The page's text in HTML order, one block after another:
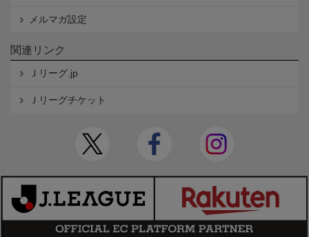
メルマガ設定
関連リンク
Ｊリーグ.jp
Ｊリーグチケット